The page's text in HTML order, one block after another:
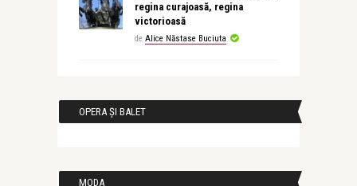
regina curajoasă, regina
victorioasă
de Alice Năstase Buciuta
OPERA ȘI BALET
MODA